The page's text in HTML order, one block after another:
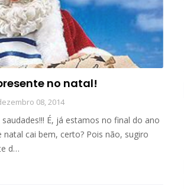
no natal!
08, 2014
É, já estamos no final do ano
natal cai bem, certo? Pois não, sugiro
d…